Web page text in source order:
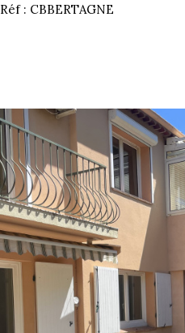
Réf : CBBERTAGNE